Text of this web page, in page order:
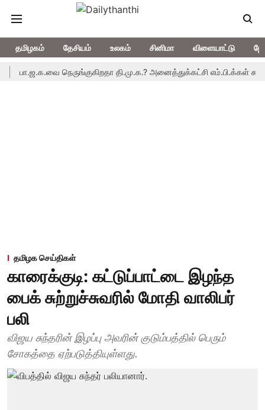
தமிழகம் தேசியம் உலகம் சினிமா விளையாட்டு
பா.ஜ.க.வை நெருங்குகிறதா தி.மு.க.? அனைத்துக்கட்சி எம்.பி.க்கள்
தமிழக செய்திகள்
காரைக்குடி: கட்டுப்பாட்டை இழந்த
பைக் சுற்றுச்சுவரில் மோதி வாலிபர்
பலி
விஜய சுந்தரின் இழப்பு அவரின் குடும்பத்தில் பெரும்
சோகத்தை ஏற்படுத்தியுள்ளது.